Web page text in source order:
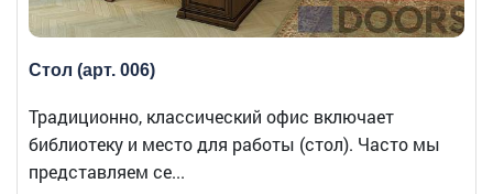
Стол (арт. 006)
Традиционно, классический офис включает
библиотеку и место для работы (стол). Часто мы
представляем се...